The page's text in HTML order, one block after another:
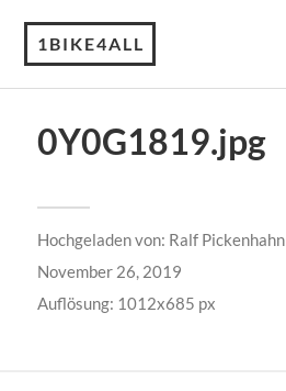
1BIKE4ALL
0Y0G1819.jpg
Hochgeladen von: Ralf Pickenhahn
November 26, 2019
Auflösung: 1012x685 px